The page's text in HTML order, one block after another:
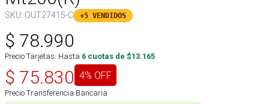
SKU: OUT27415-C +5 VENDIDOS
$ 78.990
Precio Tarjetas: Hasta 6 cuotas de $13.165
$ 75.830 4% OFF
Precio Transferencia Bancaria